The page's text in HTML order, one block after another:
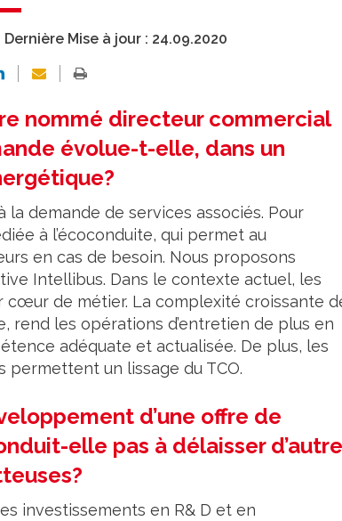
Dernière Mise à jour : 24.09.2020
nommé directeur commercial
évolue-t-elle, dans un
demande de services associés. Pour
à l’écoconduite, qui permet au
en cas de besoin. Nous proposons
Intellibus. Dans le contexte actuel, les
de métier. La complexité croissante
rend les opérations d’entretien de plus en
adéquate et actualisée. De plus, les
permettent un lissage du TCO.
d’une offre de
elle pas à délaisser
investissements en R& D et en